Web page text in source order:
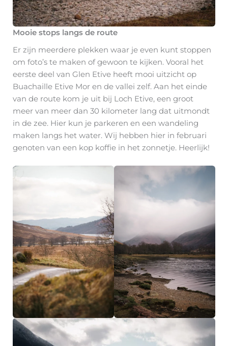
Mooie stops langs de route
Er zijn meerdere plekken waar je even kunt stoppen
om foto’s te maken of gewoon te kijken. Vooral het
eerste deel van Glen Etive heeft mooi uitzicht op
Buachaille Etive Mor en de vallei zelf. Aan het einde
van de route kom je uit bij Loch Etive, een groot
meer van meer dan 30 kilometer lang dat uitmondt
in de zee. Hier kun je parkeren en een wandeling
maken langs het water. Wij hebben hier in februari
genoten van een kop koffie in het zonnetje. Heerlijk!